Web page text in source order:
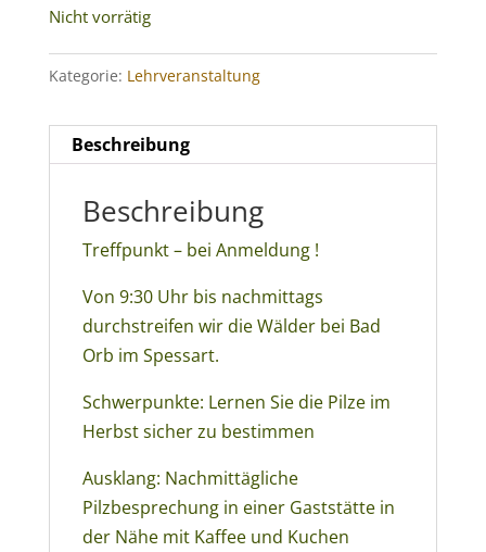
Nicht vorrätig
Kategorie: Lehrveranstaltung
Beschreibung
Beschreibung
Treffpunkt – bei Anmeldung !
Von 9:30 Uhr bis nachmittags
durchstreifen wir die Wälder bei Bad
Orb im Spessart.
Schwerpunkte: Lernen Sie die Pilze im
Herbst sicher zu bestimmen
Ausklang: Nachmittägliche
Pilzbesprechung in einer Gaststätte in
der Nähe mit Kaffee und Kuchen